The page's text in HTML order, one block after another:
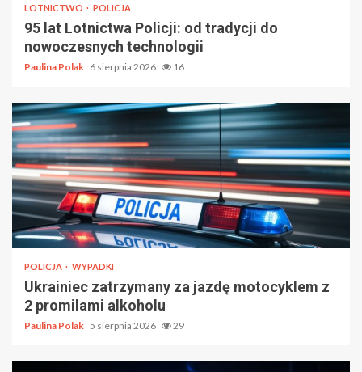
LOTNICTWO POLICJA
95 lat Lotnictwa Policji: od tradycji do
nowoczesnych technologii
Paulina Polak 6 sierpnia 2026 16
POLICJA WYPADKI
Ukrainiec zatrzymany za jazdę motocyklem z
2 promilami alkoholu
Paulina Polak 5 sierpnia 2026 29